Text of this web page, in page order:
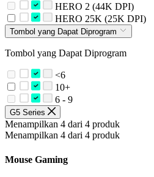
HERO 2 (44K DPI)
HERO 25K (25K DPI)
Tombol yang Dapat Diprogram
Tombol yang Dapat Diprogram
<6
10+
6 - 9
G5 Series
Menampilkan 4 dari 4 produk
Menampilkan 4 dari 4 produk
Mouse Gaming